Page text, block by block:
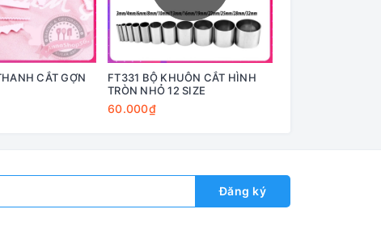
CẮT GỢN
FT331 BỘ KHUÔN CẮT HÌNH
TRÒN NHỎ 12 SIZE
60.000₫
Đăng ký